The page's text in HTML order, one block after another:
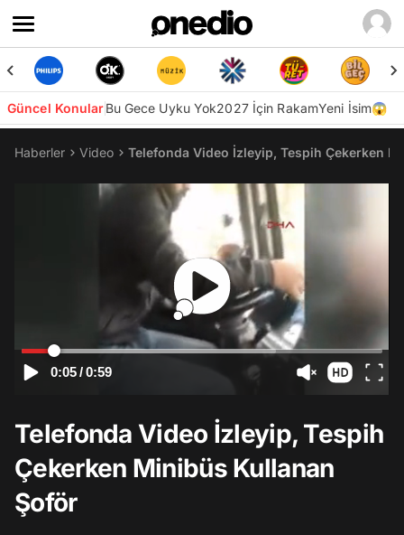
Güncel KonularBu Gece Uyku Yok2027 İçin RakamYeni İsim😱
Haberler Video Telefonda Video İzleyip, Tespih Çekerken
0:05/0:59
Telefonda Video İzleyip, Tespih
Çekerken Minibüs Kullanan
Şoför